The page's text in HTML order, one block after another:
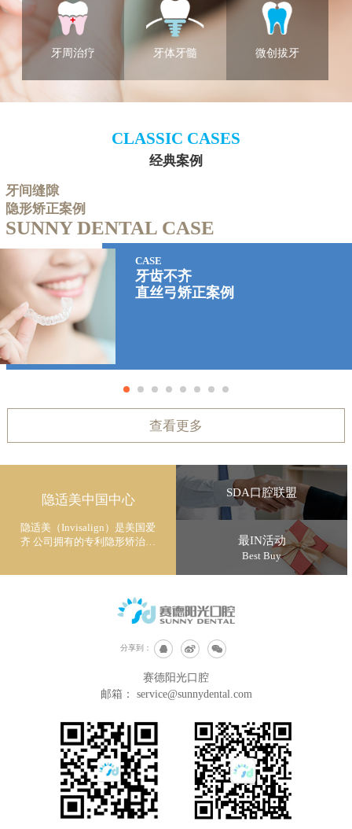
牙周治疗 牙体牙髓 微创拔牙
CLASSIC CASES
经典案例
牙间缝隙
隐形矫正案例
SUNNY DENTAL CASE
CASE
牙齿不齐
直丝弓矫正案例
查看更多
隐适美中国中心
隐适美（Invisalign）是美国爱
齐 公司拥有的专利隐形矫治技
SDA口腔联盟
最IN活动
Best Buy
分享到：
赛德阳光口腔
邮箱： service@sunnydental.com